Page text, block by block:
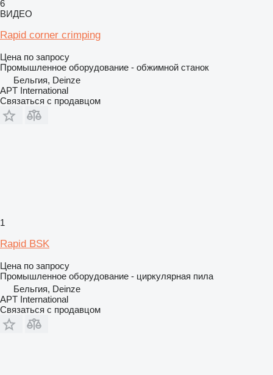
6
ВИДЕО
Rapid corner crimping
Цена по запросу
Промышленное оборудование - обжимной станок
Бельгия, Deinze
APT International
Связаться с продавцом
1
Rapid BSK
Цена по запросу
Промышленное оборудование - циркулярная пила
Бельгия, Deinze
APT International
Связаться с продавцом